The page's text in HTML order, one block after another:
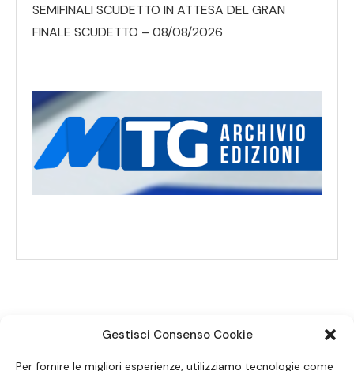
Gestisci Consenso Cookie
Per fornire le migliori esperienze, utilizziamo tecnologie come
SEMIFINALI SCUDETTO IN ATTESA DEL GRAN
FINALE SCUDETTO – 08/08/2026
SEGUICI SUI SOCIAL